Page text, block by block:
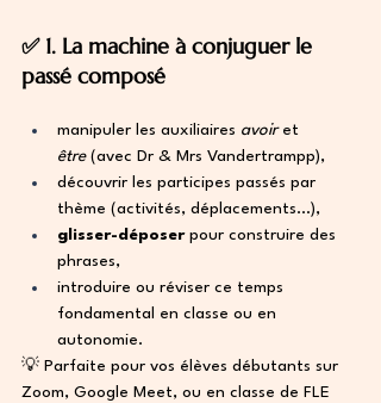
✅ 1. La machine à conjuguer le
passé composé
manipuler les auxiliaires avoir et
être (avec Dr & Mrs Vandertrampp),
découvrir les participes passés par
thème (activités, déplacements…),
glisser-déposer pour construire des
phrases,
introduire ou réviser ce temps
fondamental en classe ou en
autonomie.
💡 Parfaite pour vos élèves débutants sur
Zoom, Google Meet, ou en classe de FLE